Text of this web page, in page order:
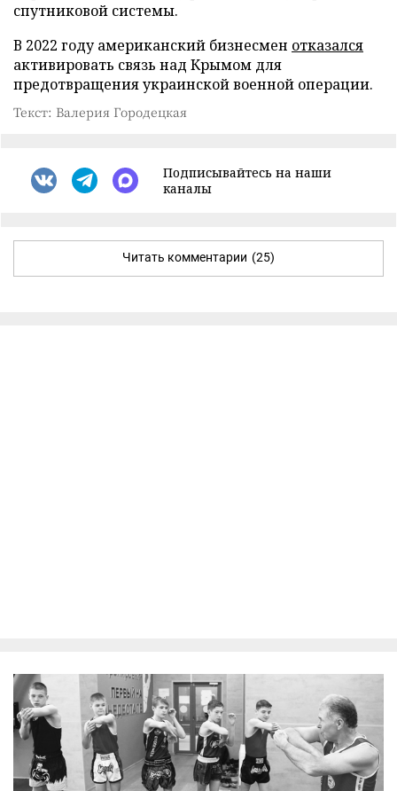
спутниковой системы.
В 2022 году американский бизнесмен отказался
активировать связь над Крымом для
предотвращения украинской военной операции.
Текст: Валерия Городецкая
Подписывайтесь на наши
каналы
Читать комментарии (25)